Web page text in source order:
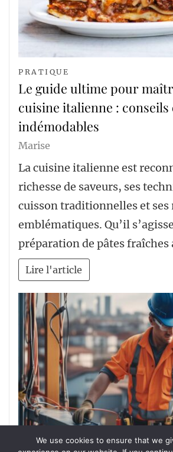
PRATIQUE
Le guide ultime pour
cuisine italienne : conseils
indémodables
Marise
La cuisine italienne est
richesse de saveurs, ses
cuisson traditionnelles et ses
emblématiques. Qu’il
préparation de pâtes fraîches
Lire l'article
We use cookies to ensure that we